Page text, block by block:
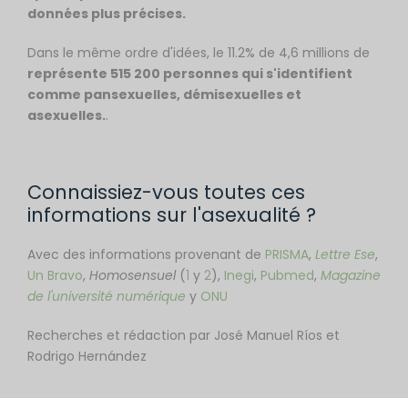
données plus précises.
Dans le même ordre d'idées, le 11.2% de 4,6 millions de
représente 515 200 personnes qui s'identifient
comme pansexuelles, démisexuelles et
asexuelles..
Connaissiez-vous toutes ces
informations sur l'asexualité ?
Avec des informations provenant de PRISMA, Lettre Ese,
Un Bravo, Homosensuel(1 y 2), Inegi, Pubmed, Magazine
de l'université numérique y ONU
Recherches et rédaction par José Manuel Ríos et
Rodrigo Hernández